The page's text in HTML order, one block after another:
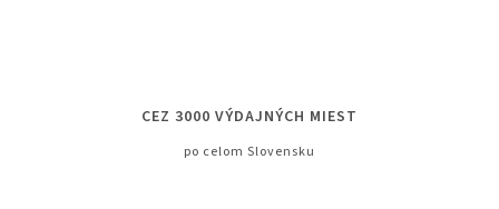
CEZ 3000 VÝDAJNÝCH MIEST
po celom Slovensku